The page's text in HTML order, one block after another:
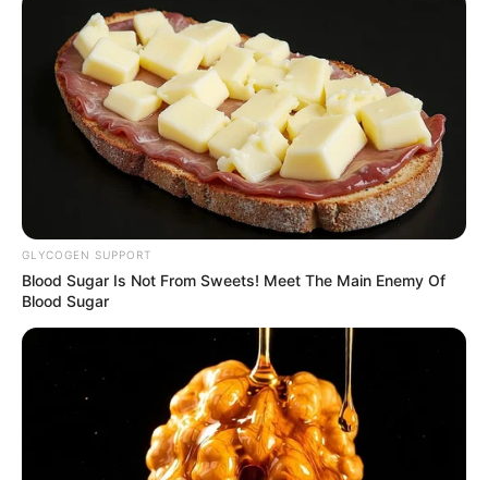
GLYCOGEN SUPPORT
Blood Sugar Is Not From Sweets! Meet The Main Enemy Of
Blood Sugar